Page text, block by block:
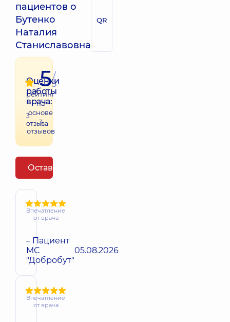
пациентов о
Бутенко
Наталия
Станиславовна
QR
Оценки
работы
врача:
3
отзыва
5/
5
рейтинг
на
основе
3
отзывов
Оставить отзыв
Впечатление
от врача
– Пациент
МС
"Добробут"
05.08.2026
Впечатление
от врача